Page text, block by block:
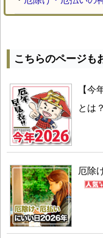
こちらのページも
【今
とは
厄除